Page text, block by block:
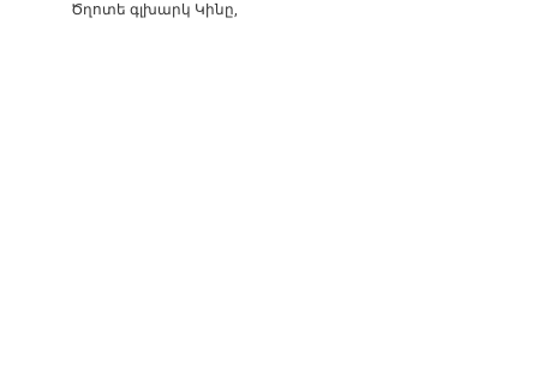
Ծղոտե գլխարկ Կինը,